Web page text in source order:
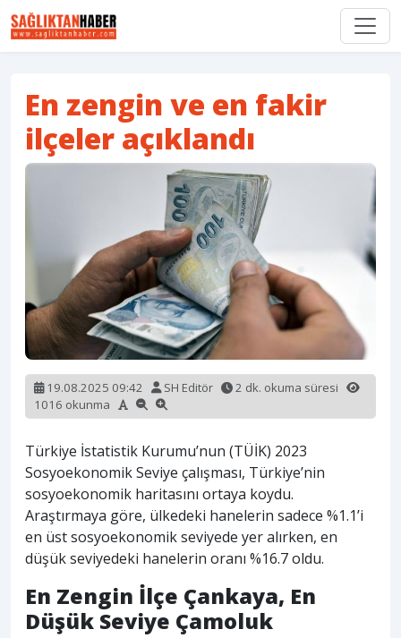
En zengin ve en fakir
ilçeler açıklandı
19.08.2025 09:42 SH Editör
2 dk. okuma süresi
1016 okunma
Türkiye İstatistik Kurumu’nun (TÜİK) 2023
Sosyoekonomik Seviye çalışması, Türkiye’nin
sosyoekonomik haritasını ortaya koydu.
Araştırmaya göre, ülkedeki hanelerin sadece %1.1’i
en üst sosyoekonomik seviyede yer alırken, en
düşük seviyedeki hanelerin oranı %16.7 oldu.
En Zengin İlçe Çankaya, En
Düşük Seviye Çamoluk